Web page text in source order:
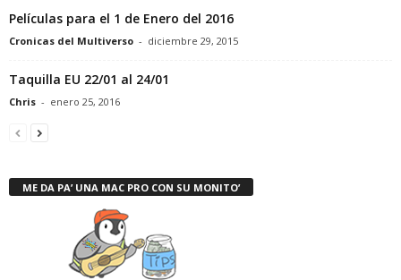
Películas para el 1 de Enero del 2016
Cronicas del Multiverso - diciembre 29, 2015
Taquilla EU 22/01 al 24/01
Chris - enero 25, 2016
ME DA PA’ UNA MAC PRO CON SU MONITO’